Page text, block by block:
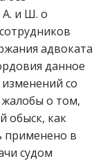
А. и Ш. о
адвоката
данное
со
о том,
обыск, как
применено в
судом